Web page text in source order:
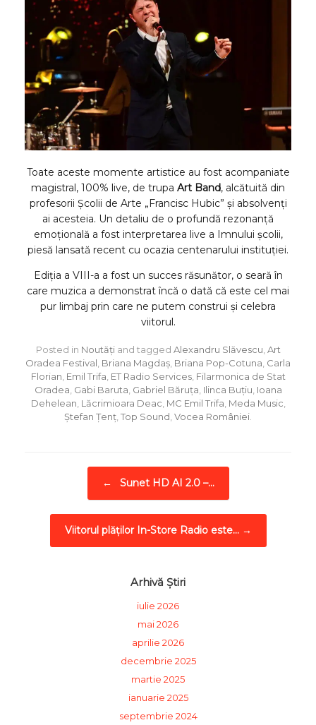
Toate aceste momente artistice au fost acompaniate
magistral, 100% live, de trupa Art Band, alcătuită din
profesorii Școlii de Arte „Francisc Hubic” și absolvenți
ai acesteia. Un detaliu de o profundă rezonanță
emoțională a fost interpretarea live a Imnului școlii,
piesă lansată recent cu ocazia centenarului instituției.
Ediția a VIII-a a fost un succes răsunător, o seară în
care muzica a demonstrat încă o dată că este cel mai
pur limbaj prin care ne putem construi și celebra
viitorul.
Posted in Noutățiand tagged Alexandru Slăvescu, Art
Oradea Festival, Briana Magdaș, Briana Pop-Cotuna, Carla
Florian, Emil Trifa, ET Radio Services, Filarmonica de Stat
Oradea, Gabi Baruta, Gabriel Băruța, Ilinca Buțiu, Ioana
Dehelean, Lăcrimioara Deac, MC Emil Trifa, Meda Music,
Ștefan Țenț, Top Sound, Vocea României.
← Sunet HD AI 2.0 –…
Viitorul plăților In-Store Radio este… →
Arhivă Știri
iulie 2026
mai 2026
aprilie 2026
decembrie 2025
martie 2025
ianuarie 2025
septembrie 2024